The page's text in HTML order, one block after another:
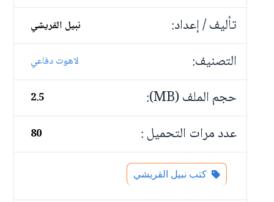
تأليف / إعداد:
نبيل القريشي
التصنيف: لاهوت دفاعي
حجم الملف (MB): 2.5
عدد مرات التحميل : 80
كتب نبيل القريشي